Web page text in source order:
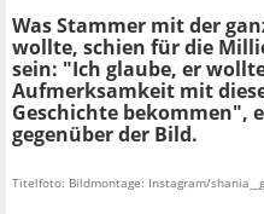
Was Stammer mit der
wollte, schien für die
sein: "Ich glaube, er
Aufmerksamkeit mit
Geschichte bekommen",
gegenüber der Bild.
Titelfoto: Bildmontage: Instagram/